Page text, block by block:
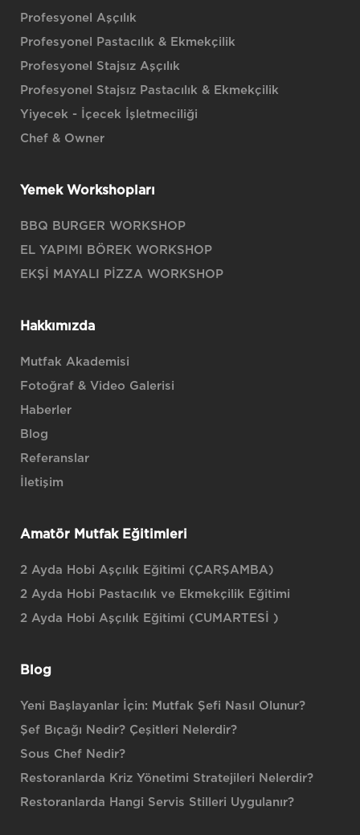
Profesyonel Aşçılık
Profesyonel Pastacılık & Ekmekçilik
Profesyonel Stajsız Aşçılık
Profesyonel Stajsız Pastacılık & Ekmekçilik
Yiyecek - İçecek İşletmeciliği
Chef & Owner
Yemek Workshopları
BBQ BURGER WORKSHOP
EL YAPIMI BÖREK WORKSHOP
EKŞİ MAYALI PİZZA WORKSHOP
Hakkımızda
Mutfak Akademisi
Fotoğraf & Video Galerisi
Haberler
Blog
Referanslar
İletişim
Amatör Mutfak Eğitimleri
2 Ayda Hobi Aşçılık Eğitimi (ÇARŞAMBA)
2 Ayda Hobi Pastacılık ve Ekmekçilik Eğitimi
2 Ayda Hobi Aşçılık Eğitimi (CUMARTESİ )
Blog
Yeni Başlayanlar İçin: Mutfak Şefi Nasıl Olunur?
Şef Bıçağı Nedir? Çeşitleri Nelerdir?
Sous Chef Nedir?
Restoranlarda Kriz Yönetimi Stratejileri Nelerdir?
Restoranlarda Hangi Servis Stilleri Uygulanır?